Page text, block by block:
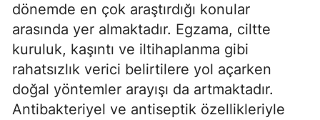
dönemde en çok araştırdığı konular
arasında yer almaktadır. Egzama, ciltte
kuruluk, kaşıntı ve iltihaplanma gibi
rahatsızlık verici belirtilere yol açarken
doğal yöntemler arayışı da artmaktadır.
Antibakteriyel ve antiseptik özellikleriyle